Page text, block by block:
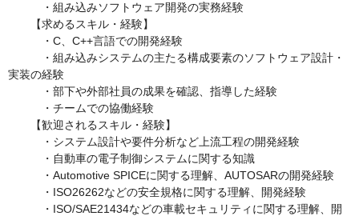
・組み込みソフトウェア開発の実務経験
【求めるスキル・経験】
・C、C++言語での開発経験
・組み込みシステムの主たる構成要素のソフトウェア設計・
実装の経験
・部下や外部社員の成果を確認、指導した経験
・チームでの協働経験
【歓迎されるスキル・経験】
・システム設計や要件分析など上流工程の開発経験
・自動車の電子制御システムに関する知識
・Automotive SPICEに関する理解、AUTOSARの開発経験
・ISO26262などの安全規格に関する理解、開発経験
・ISO/SAE21434などの車載セキュリティに関する理解、開